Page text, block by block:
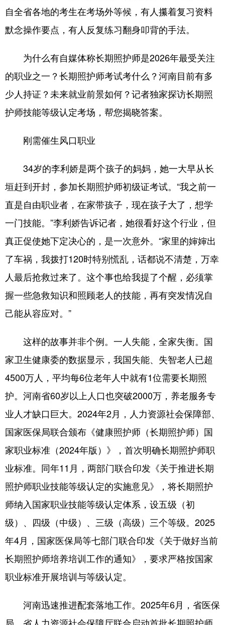
自全省各地的考生在考场外等候，有人攥着复习资料
默念操作要点，有人反复练习翻身叩背的手法。
为什么有自媒体称长期照护师是2026年最受关注
的职业之一？长期照护师考试考什么？河南目前有多
少人持证？未来就业前景如何？记者独家探访长期照
护师技能等级认定考场，帮您揭晓答案。
刚需催生风口职业
34岁的李利娇是两个孩子的妈妈，她一大早从长
垣赶到开封，参加长期照护师初级证考试。“我之前一
直是自由职业者，在家带孩子，现在孩子大了，想学
一门技能。”李利娇告诉记者，她很看好这个行业，但
真正促使她下定决心的，是一次意外。“家里的婶婶出
了车祸，我拨打120时特别慌乱，话都说不清楚，万幸
人最后抢救过来了。这个事也给我提了个醒，必须掌
握一些急救知识和照顾老人的技能，再有突发情况自
己能从容应对。”
这样的故事并非个例。一人失能，全家失衡。国
家卫生健康委的数据显示，我国失能、失智老人已超
4500万人，平均每6位老年人中就有1位需要长期照
护。河南省60岁以上人口也突破2000万，养老服务专
业人才缺口巨大。2024年2月，人力资源社会保障部、
国家医保局联合颁布《健康照护师（长期照护师）国
家职业标准（2024年版）》，首次明确长期照护师职
业标准。同年11月，两部门联合印发《关于推进长期
照护师职业技能等级认定的实施意见》，将长期照护
师纳入国家职业技能等级认定体系，设五级（初
级）、四级（中级）、三级（高级）三个等级。2025
年4月，国家医保局等七部门联合印发《关于做好当前
长期照护师培养培训工作的通知》，要求严格按国家
职业标准开展培训与等级认定。
河南迅速推进配套落地工作。2025年6月，省医保